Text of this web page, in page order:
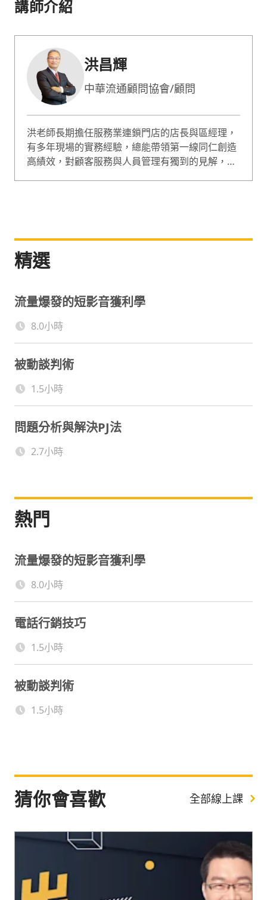
講師介紹
洪昌輝
中華流通顧問協會/顧問
洪老師長期擔任服務業連鎖門店的店長與區經理，
有多年現場的實務經驗，總能帶領第一線同仁創造
高績效，對顧客服務與人員管理有獨到的見解，亦
發揮和調動學習者的學習潛力，從而顯著提升學習
精選
流量爆發的短影音獲利學
8.0小時
被動談判術
1.5小時
問題分析與解決PJ法
2.7小時
熱門
流量爆發的短影音獲利學
8.0小時
電話行銷技巧
1.5小時
被動談判術
1.5小時
猜你會喜歡 全部線上課